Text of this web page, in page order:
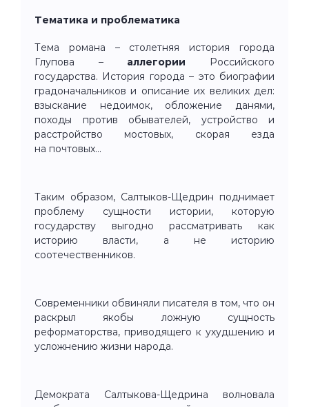
Тематика и проблематика
Тема романа – столетняя история города
Глупова – аллегории Российского
государства. История города – это биографии
градоначальников и описание их великих дел:
взыскание недоимок, обложение данями,
походы против обывателей, устройство и
расстройство мостовых, скорая езда
на почтовых...
Таким образом, Салтыков-Щедрин поднимает
проблему сущности истории, которую
государству выгодно рассматривать как
историю власти, а не историю
соотечественников.
Современники обвиняли писателя в том, что он
раскрыл якобы ложную сущность
реформаторства, приводящего к ухудшению и
усложнению жизни народа.
Демократа Салтыкова-Щедрина волновала